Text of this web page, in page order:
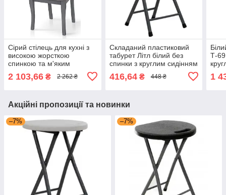
Сірий стілець для кухні з
високою жорсткою
спинкою та м'яким
дерев'яний Мікс Меблі
2 103,66 ₴ 2 262 ₴
Складаний пластиковий
табурет Літл білий без
спинки з круглим сидінням
Мебель
416,64₴ 448 ₴
Т-69
1
Акційні пропозиції та новинки
–7% –7%